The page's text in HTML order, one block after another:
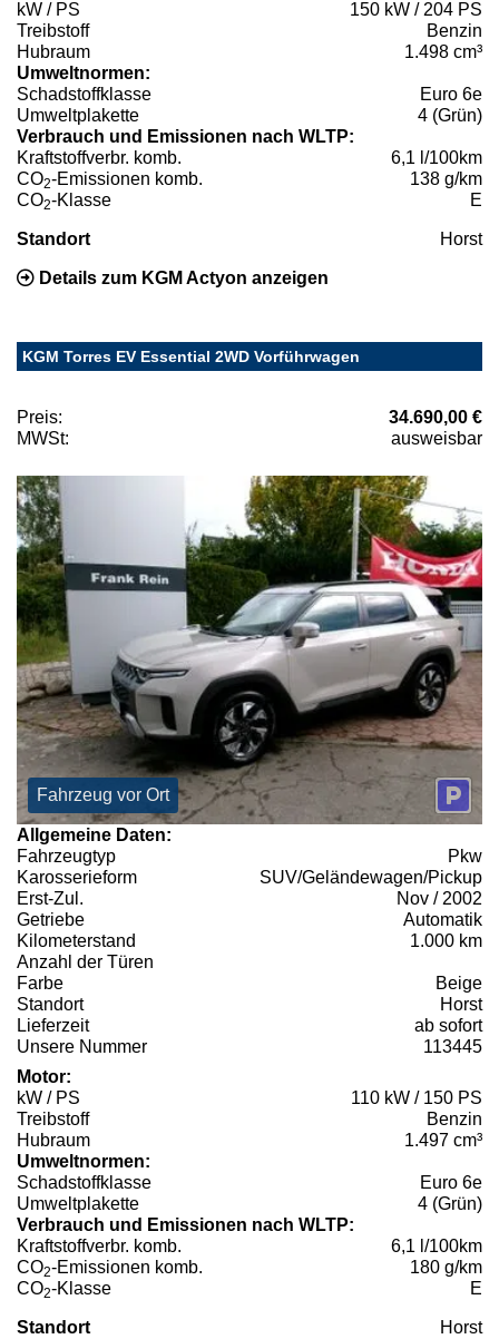
kW / PS
150 kW / 204 PS
Treibstoff
Benzin
Hubraum
1.498 cm³
Umweltnormen:
Schadstoffklasse
Euro 6e
Umweltplakette
4 (Grün)
Verbrauch und Emissionen nach WLTP:
Kraftstoffverbr. komb.
6,1 l/100km
CO2-Emissionen komb.
138 g/km
CO2-Klasse E
Standort Horst
Details zum KGM Actyon anzeigen
KGM Torres EV Essential 2WD Vorführwagen
Preis:
34.690,00 €
MWSt:
ausweisbar
Fahrzeug vor Ort
Allgemeine Daten:
Fahrzeugtyp
Pkw
Karosserieform
SUV/Geländewagen/Pickup
Erst-Zul.
Nov / 2002
Getriebe
Automatik
Kilometerstand
1.000 km
Anzahl der Türen
Farbe
Beige
Standort
Horst
Lieferzeit
ab sofort
Unsere Nummer
113445
Motor:
kW / PS
110 kW / 150 PS
Treibstoff
Benzin
Hubraum
1.497 cm³
Umweltnormen:
Schadstoffklasse
Euro 6e
Umweltplakette
4 (Grün)
Verbrauch und Emissionen nach WLTP:
Kraftstoffverbr. komb.
6,1 l/100km
CO2-Emissionen komb.
180 g/km
CO2-Klasse E
Standort Horst